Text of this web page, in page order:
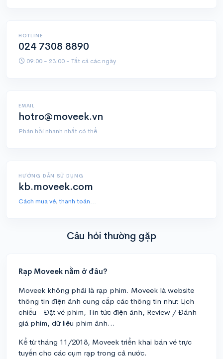
HOTLINE
024 7308 8890
09:00 - 23:00 - Tất cả các ngày
EMAIL
hotro@moveek.vn
Phản hồi nhanh nhất có thể
HƯỚNG DẪN SỬ DỤNG
kb.moveek.com
Cách mua vé, thanh toán...
Câu hỏi thường gặp
Rạp Moveek nằm ở đâu?
Moveek không phải là rạp phim. Moveek là website
thông tin điện ảnh cung cấp các thông tin như: Lịch
chiếu - Đặt vé phim, Tin tức điện ảnh, Review / Đánh
giá phim, dữ liệu phim ảnh...
Kể từ tháng 11/2018, Moveek triển khai bán vé trực
tuyến cho các cụm rạp trong cả nước.